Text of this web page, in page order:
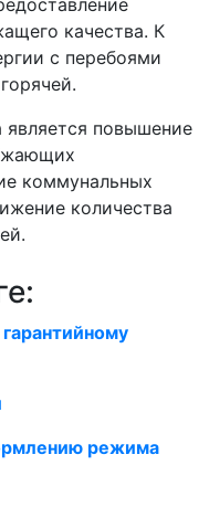
качества. К
с перебоями
является повышение
коммунальных
количества
режима